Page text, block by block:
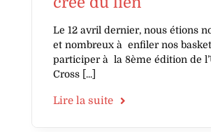
Le 12 avril dernier, nous étions
et nombreux à enfiler nos
participer à la 8ème édition de
Cross
Lire la suite